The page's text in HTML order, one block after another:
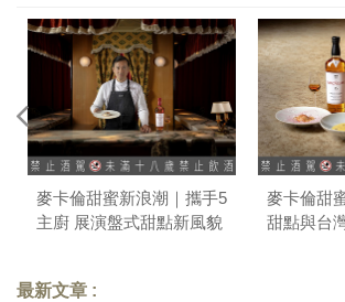
麥卡倫甜蜜新浪潮｜攜手5
主廚 展演盤式甜點新風貌
麥卡倫甜
甜點與台
最新文章 :